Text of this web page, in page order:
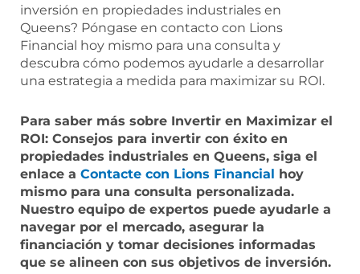
inversión en propiedades industriales en
Queens? Póngase en contacto con Lions
Financial hoy mismo para una consulta y
descubra cómo podemos ayudarle a desarrollar
una estrategia a medida para maximizar su ROI.
Para saber más sobre Invertir en Maximizar el
ROI: Consejos para invertir con éxito en
propiedades industriales en Queens, siga el
enlace a Contacte con Lions Financial hoy
mismo para una consulta personalizada.
Nuestro equipo de expertos puede ayudarle a
navegar por el mercado, asegurar la
financiación y tomar decisiones informadas
que se alineen con sus objetivos de inversión.